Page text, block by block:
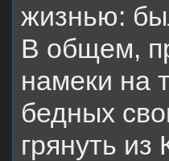
жизнью:
В общем,
намеки на
бедных
грянуть из